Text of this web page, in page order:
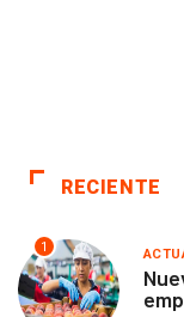
RECIENTE
1